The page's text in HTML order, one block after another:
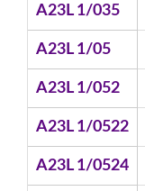
A23L 1/035
A23L 1/05
A23L 1/052
A23L 1/0522
A23L 1/0524